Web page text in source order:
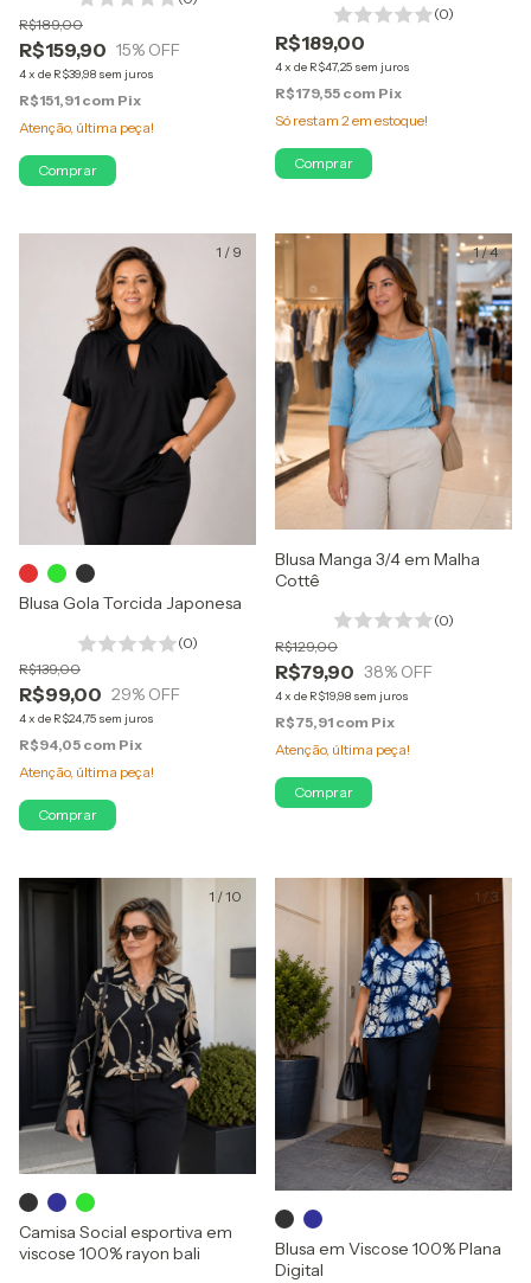
R$159,90
R$189,00
15% OFF
4x de R$39,98 sem juros
R$151,91 com Pix
Atenção, última peça!
Comprar
(0)
R$189,00
4x de R$47,25 sem juros
R$179,55 com Pix
Só restam 2em estoque!
Comprar
1 / 9
Blusa Gola Torcida Japonesa
(0)
R$99,00
R$139,00
29% OFF
4x de R$24,75 sem juros
R$94,05 com Pix
Atenção, última peça!
Comprar
1/4
Blusa Manga 3/4 em Malha
Cottê
(0)
R$79,90
R$129,00
38% OFF
4x de R$19,98 sem juros
R$75,91 com Pix
Atenção, última peça!
Comprar
1 /10
Camisa Social esportiva em
viscose 100% rayon bali
1 / 3
Blusa em Viscose 100% Plana
Digital